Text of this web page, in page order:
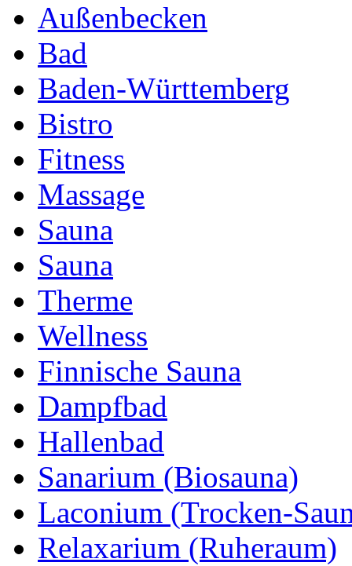
Außenbecken
Bad
Baden-Württemberg
Bistro
Fitness
Massage
Sauna
Sauna
Therme
Wellness
Finnische Sauna
Dampfbad
Hallenbad
Sanarium (Biosauna)
Laconium (Trocken-
Relaxarium (Ruheraum)